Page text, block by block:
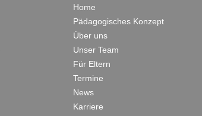
Home
Pädagogisches Konzept
Über uns
Unser Team
Für Eltern
Termine
News
Karriere